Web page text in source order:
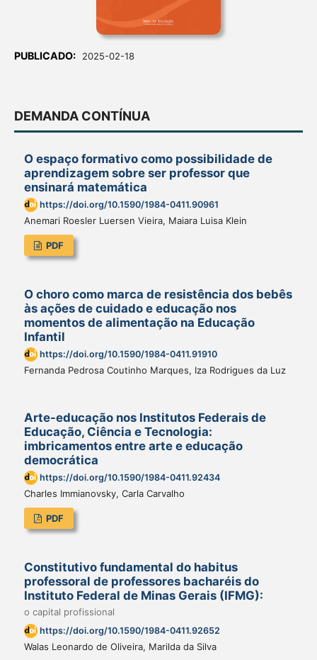
PUBLICADO: 2025-02-18
DEMANDA CONTÍNUA
O espaço formativo como possibilidade de
aprendizagem sobre ser professor que
ensinará matemática
https://doi.org/10.1590/1984-0411.90961
Anemari Roesler Luersen Vieira, Maiara Luisa Klein
PDF
O choro como marca de resistência dos bebês
às ações de cuidado e educação nos
momentos de alimentação na Educação
Infantil
https://doi.org/10.1590/1984-0411.91910
Fernanda Pedrosa Coutinho Marques, Iza Rodrigues da Luz
Arte-educação nos Institutos Federais de
Educação, Ciência e Tecnologia:
imbricamentos entre arte e educação
democrática
https://doi.org/10.1590/1984-0411.92434
Charles Immianovsky, Carla Carvalho
PDF
Constitutivo fundamental do habitus
professoral de professores bacharéis do
Instituto Federal de Minas Gerais (IFMG):
o capital profissional
https://doi.org/10.1590/1984-0411.92652
Walas Leonardo de Oliveira, Marilda da Silva